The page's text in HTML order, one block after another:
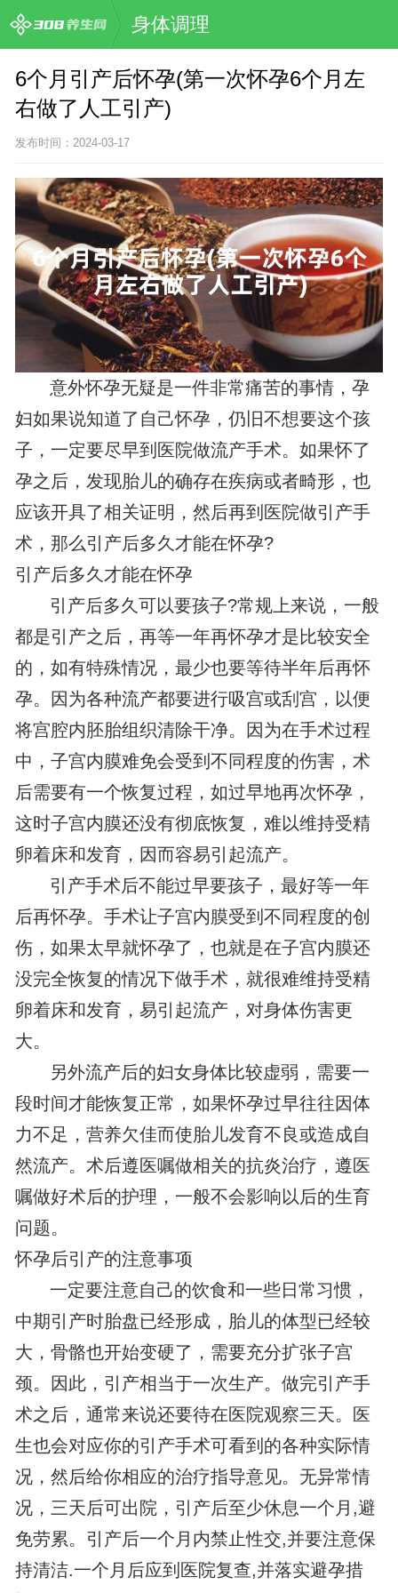
身体调理
6个月引产后怀孕(第一次怀孕6个月左
右做了人工引产)
发布时间：2024-03-17
意外怀孕无疑是一件非常痛苦的事情，孕
妇如果说知道了自己怀孕，仍旧不想要这个孩
子，一定要尽早到医院做流产手术。如果怀了
孕之后，发现胎儿的确存在疾病或者畸形，也
应该开具了相关证明，然后再到医院做引产手
术，那么引产后多久才能在怀孕?
引产后多久才能在怀孕
引产后多久可以要孩子?常规上来说，一般
都是引产之后，再等一年再怀孕才是比较安全
的，如有特殊情况，最少也要等待半年后再怀
孕。因为各种流产都要进行吸宫或刮宫，以便
将宫腔内胚胎组织清除干净。因为在手术过程
中，子宫内膜难免会受到不同程度的伤害，术
后需要有一个恢复过程，如过早地再次怀孕，
这时子宫内膜还没有彻底恢复，难以维持受精
卵着床和发育，因而容易引起流产。
引产手术后不能过早要孩子，最好等一年
后再怀孕。手术让子宫内膜受到不同程度的创
伤，如果太早就怀孕了，也就是在子宫内膜还
没完全恢复的情况下做手术，就很难维持受精
卵着床和发育，易引起流产，对身体伤害更
大。
另外流产后的妇女身体比较虚弱，需要一
段时间才能恢复正常，如果怀孕过早往往因体
力不足，营养欠佳而使胎儿发育不良或造成自
然流产。术后遵医嘱做相关的抗炎治疗，遵医
嘱做好术后的护理，一般不会影响以后的生育
问题。
怀孕后引产的注意事项
一定要注意自己的饮食和一些日常习惯，
中期引产时胎盘已经形成，胎儿的体型已经较
大，骨骼也开始变硬了，需要充分扩张子宫
颈。因此，引产相当于一次生产。做完引产手
术之后，通常来说还要待在医院观察三天。医
生也会对应你的引产手术可看到的各种实际情
况，然后给你相应的治疗指导意见。无异常情
况，三天后可出院，引产后至少休息一个月,避
免劳累。引产后一个月内禁止性交,并要注意保
持清洁.一个月后应到医院复查,并落实避孕措